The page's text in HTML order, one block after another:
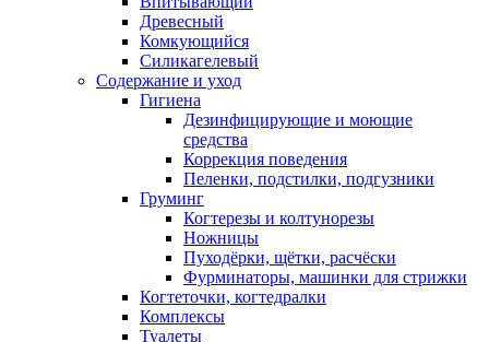
Древесный
Комкующийся
Силикагелевый
Содержание и уход
Гигиена
Дезинфицирующие и моющие
средства
Коррекция поведения
Пеленки, подстилки, подгузники
Груминг
Когтерезы и колтунорезы
Ножницы
Пуходёрки, щётки, расчёски
Фурминаторы, машинки для стрижки
Когтеточки, когтедралки
Комплексы
Туалеты